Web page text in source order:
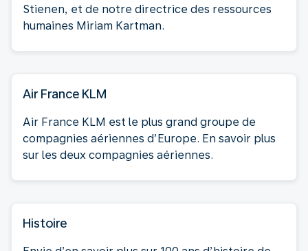
Stienen, et de notre directrice des ressources
humaines Miriam Kartman.
Air France KLM
Air France KLM est le plus grand groupe de
compagnies aériennes d’Europe. En savoir plus
sur les deux compagnies aériennes.
Histoire